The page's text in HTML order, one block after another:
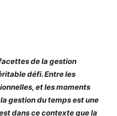
de la gestion
défi. Entre les
et les moments
gestion du temps est une
dans ce contexte que la